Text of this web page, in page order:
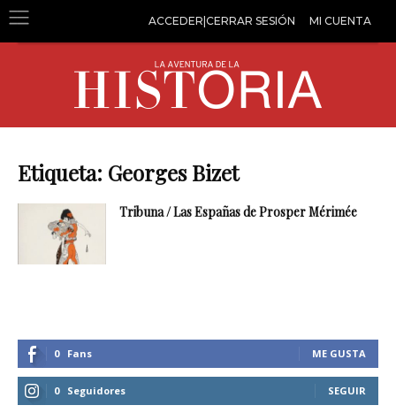
ACCEDER|CERRAR SESIÓN MI CUENTA
Etiqueta: Georges Bizet
Tribuna / Las Españas de Prosper Mérimée
0 Fans ME GUSTA
0 Seguidores SEGUIR